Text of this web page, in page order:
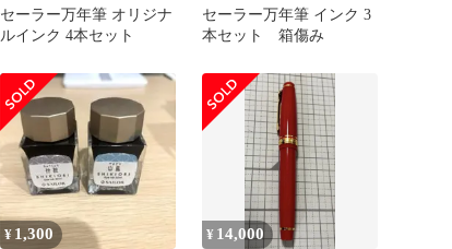
セーラー万年筆 オリジナ
ルインク 4本セット
セーラー万年筆 インク 3
本セット 箱傷み
¥ 1,300 ¥ 14,000